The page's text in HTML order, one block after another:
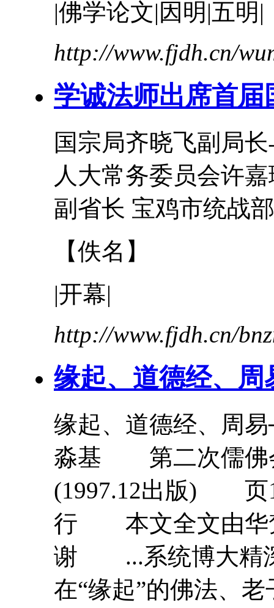
|佛学论文|因明|五明|
http://www.fjdh.cn/
学诚法师出席首届
国宗局齐晓飞副局
人大常务委员会许
副省长 宝鸡市统战
【佚名】
|开幕|
http://www.fjdh.cn/
缘起、 道德经、周
缘起、 道德经、周
淼基 第二次儒
(1997.12出版) 页
行 本文全文由华
谢 ...系统博大精深
在“缘起”的佛法、老